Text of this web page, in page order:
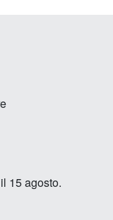
15 agosto.